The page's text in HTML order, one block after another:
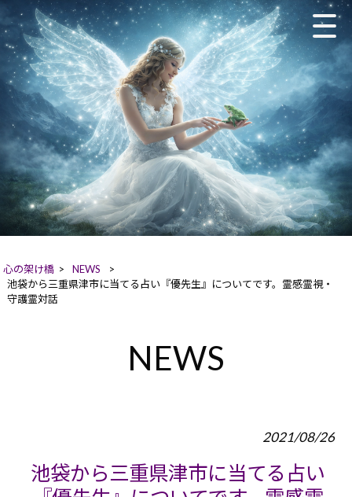
心の架け橋 > NEWS
>
池袋から三重県津市に当てる占い『優先生』についてです。霊感霊視・
守護霊対話
NEWS
2021/08/26
池袋から三重県津市に当てる占い